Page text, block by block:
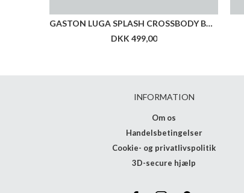
GASTON LUGA SPLASH CROSSBODY BAG
DKK 499,00
INFORMATION
Om os
Handelsbetingelser
Cookie- og privatlivspolitik
3D-secure hjælp